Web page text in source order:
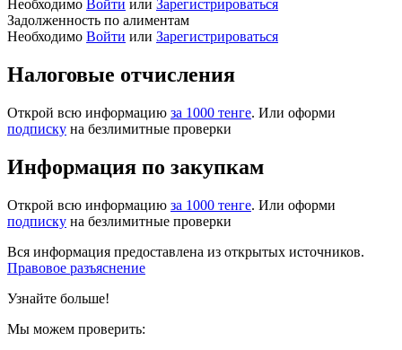
Необходимо Войти или Зарегистрироваться
Задолженность по алиментам
Необходимо Войти или Зарегистрироваться
Налоговые отчисления
Открой всю информацию за 1000 тенге. Или оформи
подписку на безлимитные проверки
Информация по закупкам
Открой всю информацию за 1000 тенге. Или оформи
подписку на безлимитные проверки
Вся информация предоставлена из открытых источников.
Правовое разъяснение
Узнайте больше!
Мы можем проверить: